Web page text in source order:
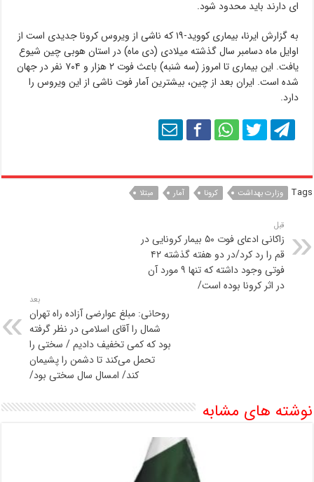
ای دارند باید محدود شود.
به گزارش ایرنا، بیماری کووید-۱۹ که ناشی از ویروس کرونا جدیدی است از
اوایل ماه دسامبر سال گذشته میلادی (دی ماه) در استان هوبی چین شیوع
یافت. این بیماری تا امروز (سه شنبه) باعث فوت ۲ هزار و ۷۰۴ نفر در جهان
شده است. ایران بعد از چین، بیشترین آمار فوت ناشی از این ویروس را
دارد.
Tags وزارت بهداشت کرونا آمار مبتلا
قبل
زاکانی ادعای فوت ۵۰ بیمار کرونایی در
قم را رد کرد/در دو هفته گذشته ۴۲
فوتی وجود داشته که تنها ۹ مورد آن
در اثر کرونا بوده است/
بعد
روحانی: مبلغ عوارضی آزاده راه تهران
شمال را آقای اسلامی در نظر گرفته
بود که کمی تخفیف دادیم / سختی را
تحمل می‌کند تا دشمن را پشیمان
کند/ امسال سال سختی بود/
نوشته های مشابه